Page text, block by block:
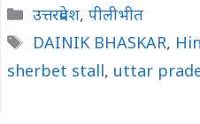
Categories
उत्तरप्रदेश, पीलीभीत
Tags
DAINIK BHASKAR,
sherbet stall, uttar